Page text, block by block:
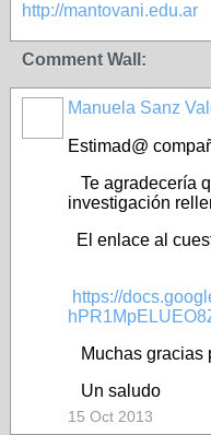
http://mantovani.edu.ar
Comment Wall:
Manuela Sanz
Estimad@
Te agradecería
investigación
El enlace al
https://
Muchas gracias
Un saludo
15 Oct 2013